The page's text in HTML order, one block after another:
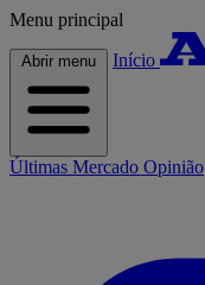
Menu principal
Abrir menu Início
Últimas Mercado Opinião